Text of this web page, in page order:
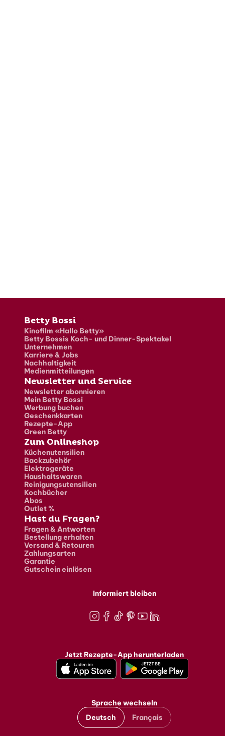
Fusszeile
Betty Bossi
Kinofilm «Hallo Betty»
Betty Bossis Koch- und Dinner-Spektakel
Unternehmen
Karriere & Jobs
Nachhaltigkeit
Medienmitteilungen
Newsletter und Service
Newsletter abonnieren
Mein Betty Bossi
Werbung buchen
Geschenkkarten
Rezepte-App
Green Betty
Zum Onlineshop
Küchenutensilien
Backzubehör
Elektrogeräte
Haushaltswaren
Reinigungsutensilien
Kochbücher
Abos
Outlet %
Hast du Fragen?
Fragen & Antworten
Bestellung erhalten
Versand & Retouren
Zahlungsarten
Garantie
Gutschein einlösen
Informiert bleiben
Jetzt Rezepte-App herunterladen
Sprache wechseln
Deutsch
Français